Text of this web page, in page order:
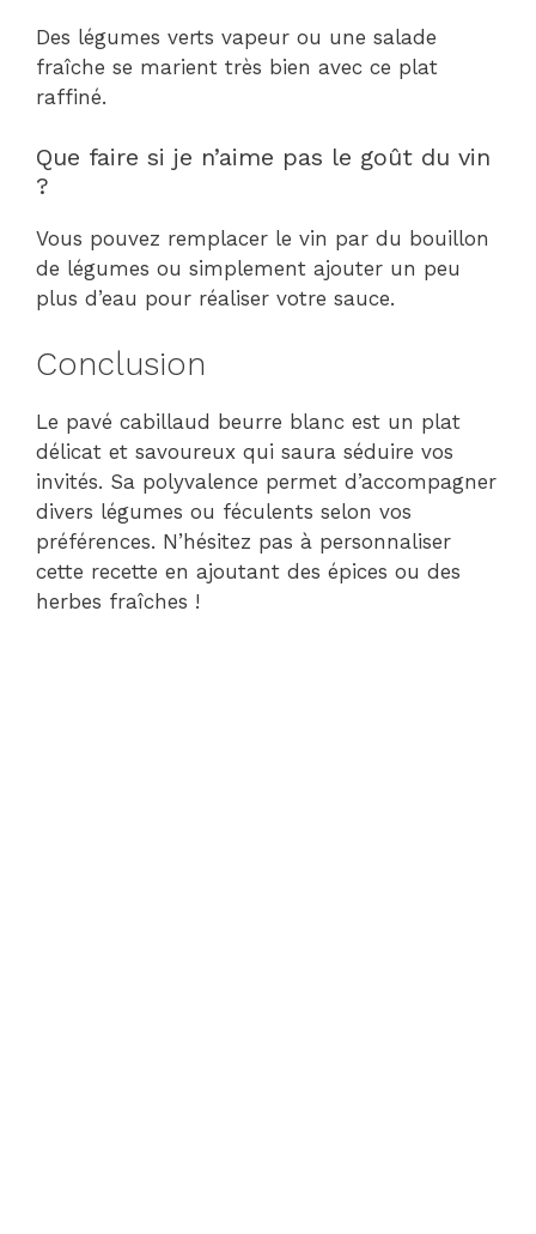
Des légumes verts vapeur ou une salade
fraîche se marient très bien avec ce plat
raffiné.
Que faire si je n’aime pas le goût du vin
?
Vous pouvez remplacer le vin par du bouillon
de légumes ou simplement ajouter un peu
plus d’eau pour réaliser votre sauce.
Conclusion
Le pavé cabillaud beurre blanc est un plat
délicat et savoureux qui saura séduire vos
invités. Sa polyvalence permet d’accompagner
divers légumes ou féculents selon vos
préférences. N’hésitez pas à personnaliser
cette recette en ajoutant des épices ou des
herbes fraîches !